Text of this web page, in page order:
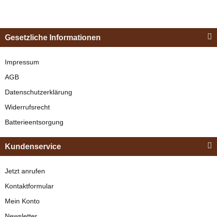
Zilco
Zilco Zugband für
Patentschäkel
Lieferzeit:2 - 3 Werktage
5,75 €*
"Shettyglück"
Gesetzliche Informationen
Impressum
AGB
Datenschutzerklärung
Widerrufsrecht
Batterieentsorgung
Kundenservice
Jetzt anrufen
Kontaktformular
Mein Konto